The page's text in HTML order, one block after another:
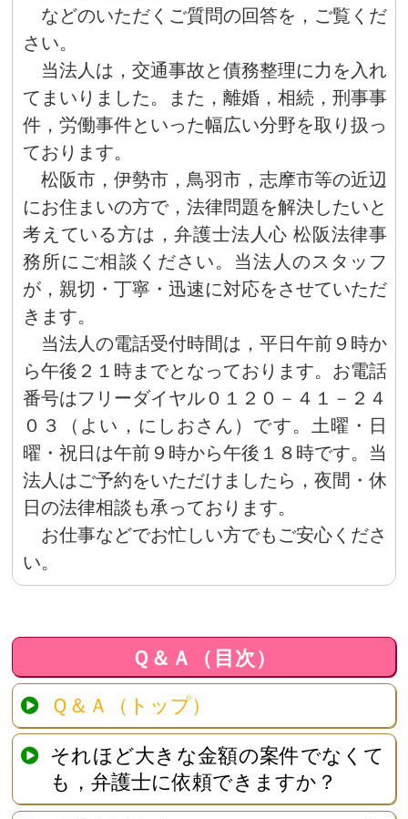
などのいただくご質問の回答を，ご覧くだ
さい。
当法人は，交通事故と債務整理に力を入れ
てまいりました。また，離婚，相続，刑事事
件，労働事件といった幅広い分野を取り扱っ
ております。
松阪市，伊勢市，鳥羽市，志摩市等の近辺
にお住まいの方で，法律問題を解決したいと
考えている方は，弁護士法人心 松阪法律事
務所にご相談ください。当法人のスタッフ
が，親切・丁寧・迅速に対応をさせていただ
きます。
当法人の電話受付時間は，平日午前９時か
ら午後２１時までとなっております。お電話
番号はフリーダイヤル０１２０－４１－２４
０３（よい，にしおさん）です。土曜・日
曜・祝日は午前９時から午後１８時です。当
法人はご予約をいただけましたら，夜間・休
日の法律相談も承っております。
お仕事などでお忙しい方でもご安心くださ
い。
Ｑ＆Ａ（目次）
Ｑ＆Ａ（トップ）
それほど大きな金額の案件でなくて
も，弁護士に依頼できますか？